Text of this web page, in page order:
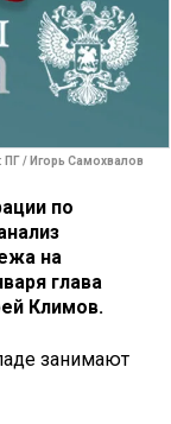
/ Игорь Самохвалов
по
на
глава
Климов.
занимают